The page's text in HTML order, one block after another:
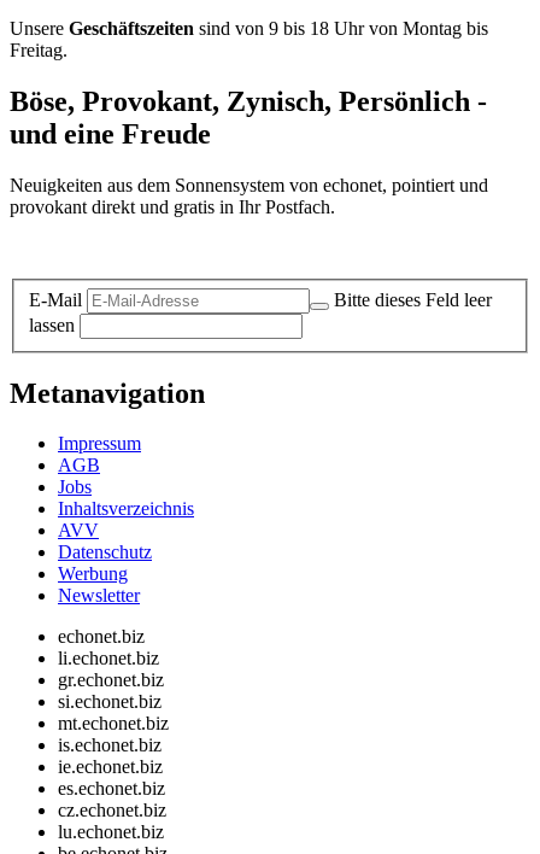
Unsere Geschäftszeiten sind von 9 bis 18 Uhr von Montag bis
Freitag.
Böse, Provokant, Zynisch, Persönlich -
und eine Freude
Neuigkeiten aus dem Sonnensystem von echonet, pointiert und
provokant direkt und gratis in Ihr Postfach.
E-Mail
Bitte dieses Feld leer
lassen
Metanavigation
Impressum
AGB
Jobs
Inhaltsverzeichnis
AVV
Datenschutz
Werbung
Newsletter
echonet.biz
li.echonet.biz
gr.echonet.biz
si.echonet.biz
mt.echonet.biz
is.echonet.biz
ie.echonet.biz
es.echonet.biz
cz.echonet.biz
lu.echonet.biz